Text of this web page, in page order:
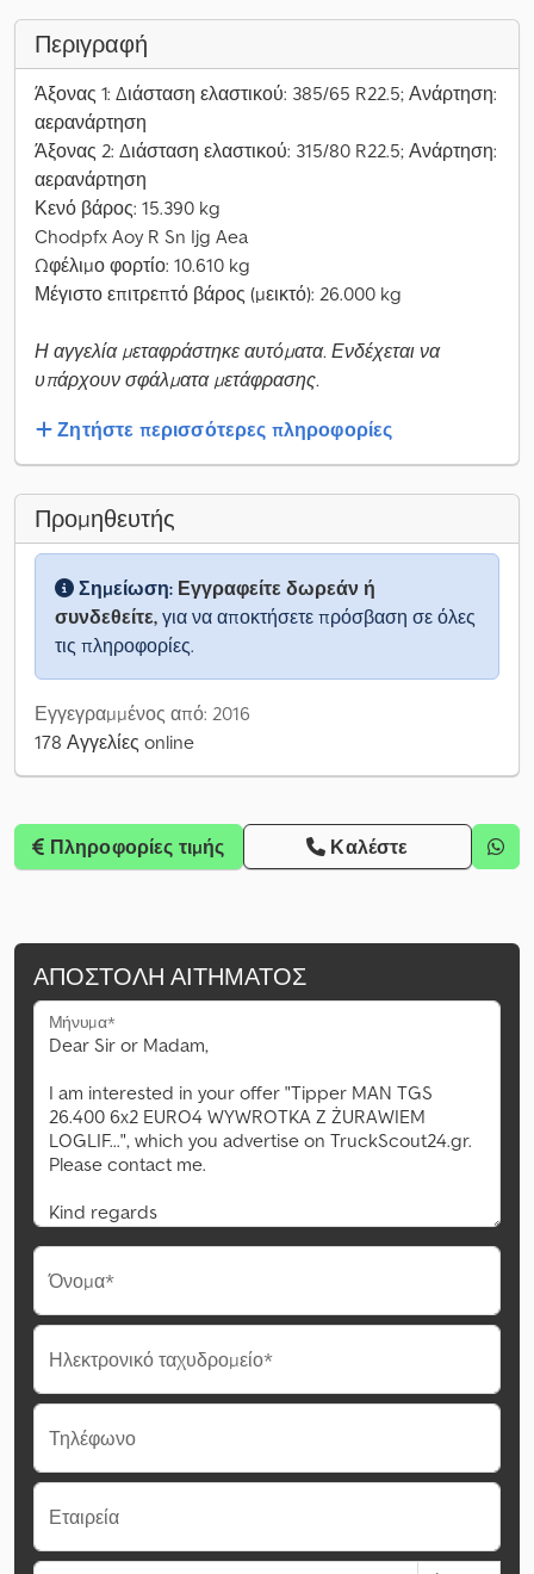
Περιγραφή
Άξονας 1: Διάσταση ελαστικού: 385/65 R22.5; Ανάρτηση:
αερανάρτηση
Άξονας 2: Διάσταση ελαστικού: 315/80 R22.5; Ανάρτηση:
αερανάρτηση
Κενό βάρος: 15.390 kg
Chodpfx Aoy R Sn Ijg Aea
Ωφέλιμο φορτίο: 10.610 kg
Μέγιστο επιτρεπτό βάρος (μεικτό): 26.000 kg
Η αγγελία μεταφράστηκε αυτόματα. Ενδέχεται να
υπάρχουν σφάλματα μετάφρασης.
Ζητήστε περισσότερες πληροφορίες
Προμηθευτής
Σημείωση: Εγγραφείτε δωρεάν ή
συνδεθείτε, για να αποκτήσετε πρόσβαση σε όλες
τις πληροφορίες.
Εγγεγραμμένος από: 2016
178 Αγγελίες online
Πληροφορίες τιμής Καλέστε
ΑΠΟΣΤΟΛΉ ΑΙΤΉΜΑΤΟΣ
Μήνυμα*
Όνομα*
Ηλεκτρονικό ταχυδρομείο*
Τηλέφωνο
Εταιρεία